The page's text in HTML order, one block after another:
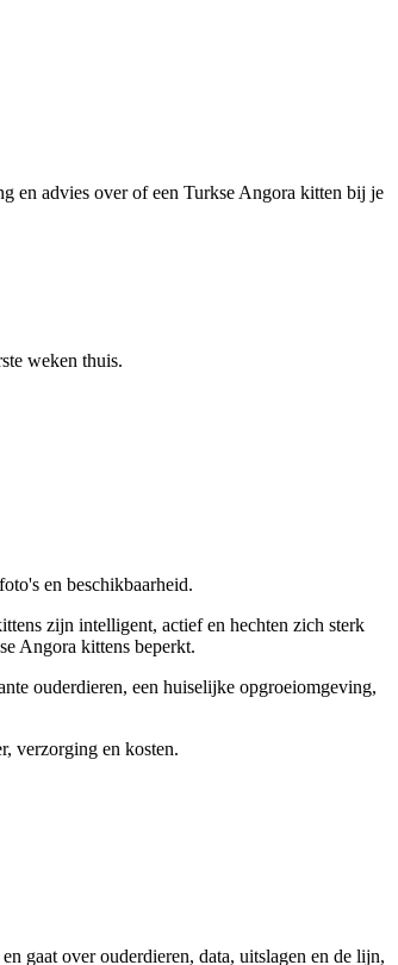
en advies over of een Turkse Angora kitten bij je
weken thuis.
en beschikbaarheid.
zijn intelligent, actief en hechten zich sterk
Angora kittens beperkt.
ouderdieren, een huiselijke opgroeiomgeving,
verzorging en kosten.
gaat over ouderdieren, data, uitslagen en de lijn,